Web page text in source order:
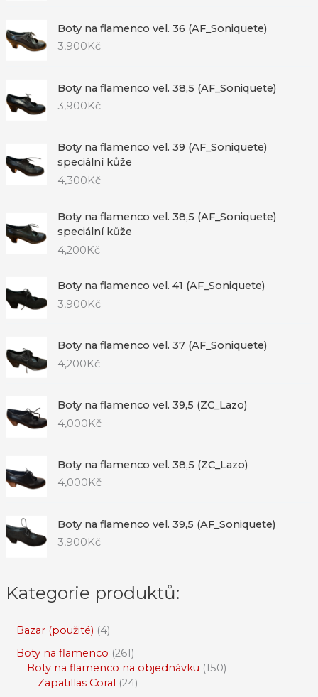
Boty na flamenco vel. 36 (AF_Soniquete)
3,900 Kč
Boty na flamenco vel. 38,5 (AF_Soniquete)
3,900 Kč
Boty na flamenco vel. 39 (AF_Soniquete)
speciální kůže
4,300Kč
Boty na flamenco vel. 38,5 (AF_Soniquete)
speciální kůže
4,200Kč
Boty na flamenco vel. 41 (AF_Soniquete)
3,900Kč
Boty na flamenco vel. 37 (AF_Soniquete)
4,200Kč
Boty na flamenco vel. 39,5 (ZC_Lazo)
4,000Kč
Boty na flamenco vel. 38,5 (ZC_Lazo)
4,000 Kč
Boty na flamenco vel. 39,5 (AF_Soniquete)
3,900 Kč
Kategorie produktů:
Bazar (použité) 4
Boty na flamenco 261
Boty na flamenco na objednávku 150
Zapatillas Coral 24